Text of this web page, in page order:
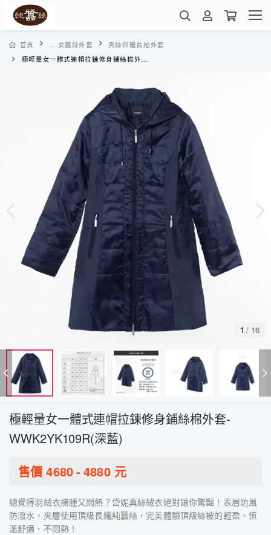
首頁 ... 女蠶絲外套
夾絲保暖長袖外套
極輕量女一體式連帽拉鍊修身鋪絲棉外套-WWK2YK109R(深藍)
1 / 16
極輕量女一體式連帽拉鍊修身鋪絲棉外套-
WWK2YK109R(深藍)
售價4680- 4880元
總覺得羽絨衣擁腫又悶熱？岱妮真絲絨衣絕對讓你驚豔！表層防風
防潑水，夾層使用頂級長纖純蠶絲，完美體驗頂級絲被的輕盈、恆
溫舒適、不悶熱！